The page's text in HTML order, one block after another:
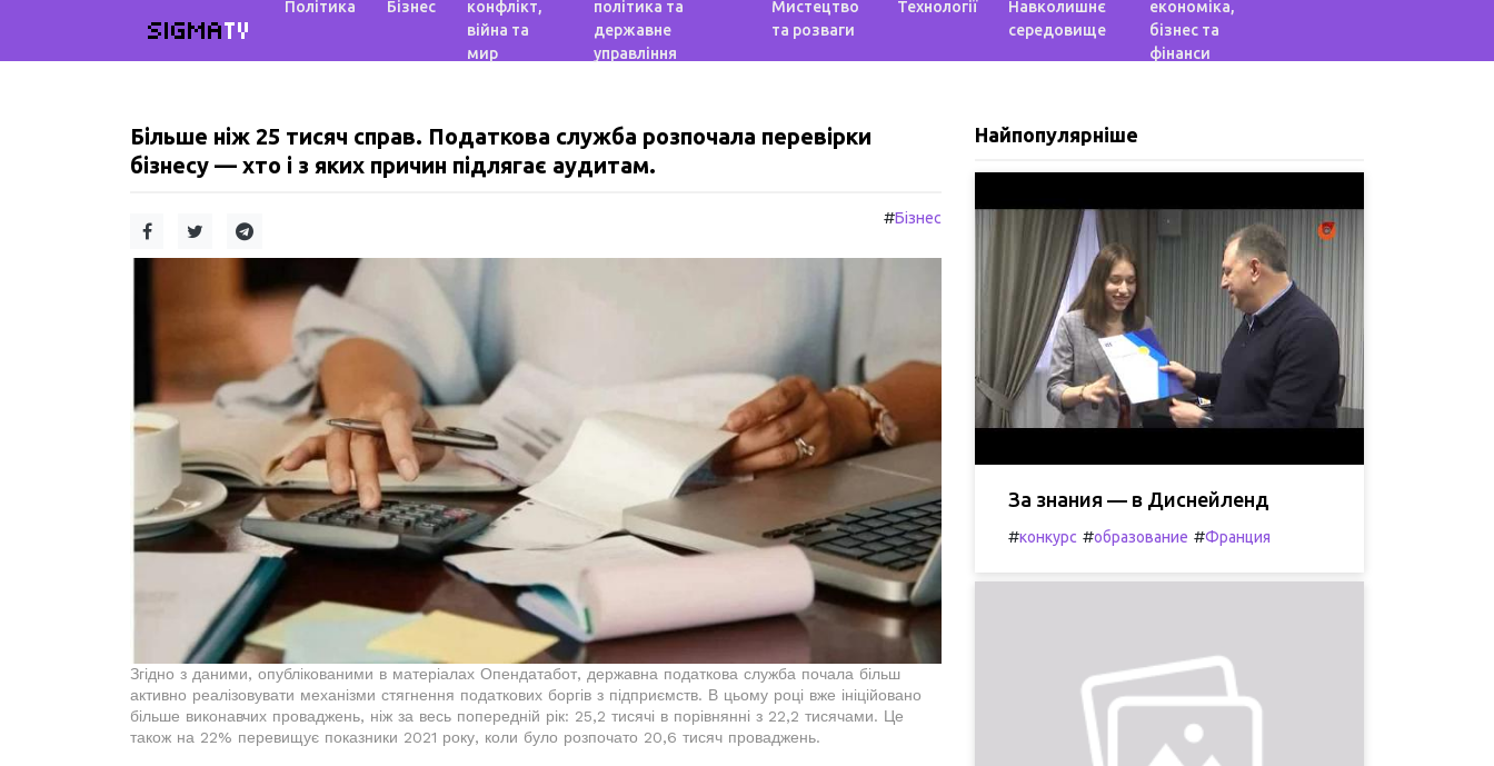
SIGMATV
Політика Бізнес
конфлікт,
війна та
мир
політика та
державне
управління
Мистецтво
та розваги
Технології
Навколишнє
середовище
економіка,
бізнес та
фінанси
Більше ніж 25 тисяч справ. Податкова служба розпочала перевірки
бізнесу — хто і з яких причин підлягає аудитам.
#Бізнес
Згідно з даними, опублікованими в матеріалах Опендатабот, державна податкова служба почала більш
активно реалізовувати механізми стягнення податкових боргів з підприємств. В цьому році вже ініційовано
більше виконавчих проваджень, ніж за весь попередній рік: 25,2 тисячі в порівнянні з 22,2 тисячами. Це
також на 22% перевищує показники 2021 року, коли було розпочато 20,6 тисяч проваджень.
Найпопулярніше
За знания — в Диснейленд
#конкурс #образование #Франция